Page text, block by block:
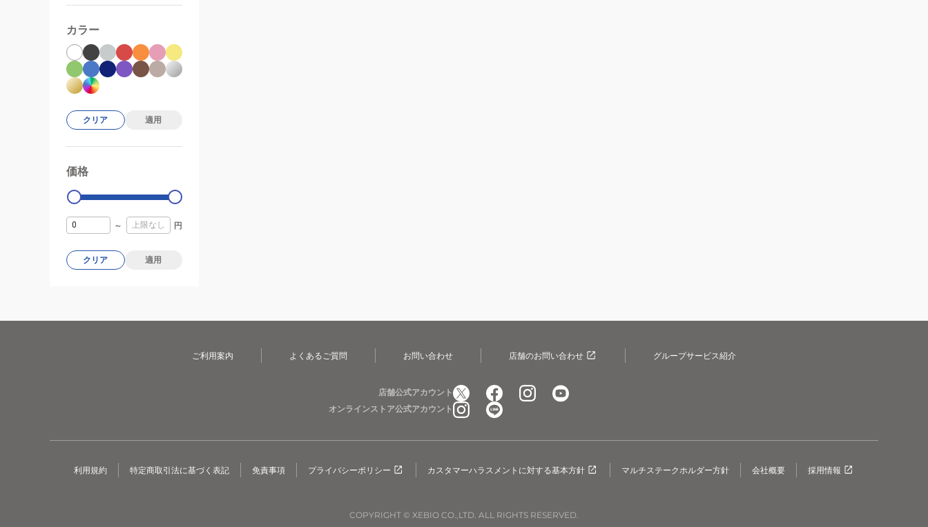
カラー
クリア 適用
価格
0
～ 円
クリア 適用
ご利用案内 よくあるご質問 お問い合わせ 店舗のお問い合わせ グループサービス紹介
店舗公式アカウント
オンラインストア公式アカウント
利用規約 特定商取引法に基づく表記 免責事項 プライバシーポリシー カスタマーハラスメントに対する基本方針 マルチステークホルダー方針 会社概要 採用情報
COPYRIGHT © XEBIO CO.,LTD. ALL RIGHTS RESERVED.